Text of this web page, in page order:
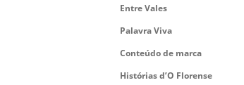
Entre Vales
Palavra Viva
Conteúdo de marca
Histórias d’O Florense